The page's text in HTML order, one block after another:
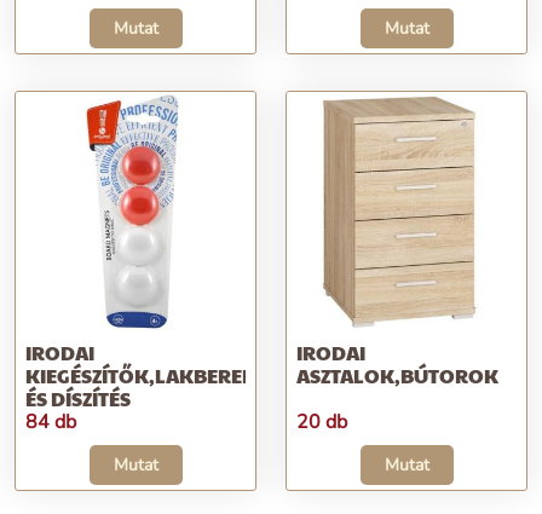
Mutat Mutat
IRODAI
KIEGÉSZÍTŐK,LAKBERENDEZÉS
ÉS DÍSZÍTÉS
84 db
Mutat
IRODAI
ASZTALOK,BÚTOROK
20 db
Mutat